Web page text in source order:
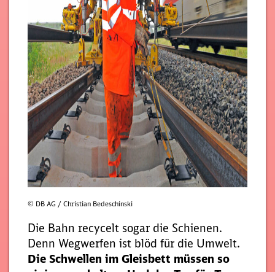
© DB AG / Christian Bedeschinski
Die Bahn recycelt sogar die Schienen.
Denn Wegwerfen ist blöd für die Umwelt.
Die Schwellen im Gleisbett müssen so